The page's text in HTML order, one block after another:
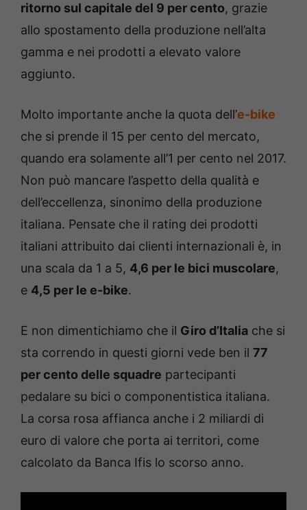
ritorno sul capitale del 9 per cento, grazie
allo spostamento della produzione nell’alta
gamma e nei prodotti a elevato valore
aggiunto.
Molto importante anche la quota dell’e-bike
che si prende il 15 per cento del mercato,
quando era solamente all’1 per cento nel 2017.
Non può mancare l’aspetto della qualità e
dell’eccellenza, sinonimo della produzione
italiana. Pensate che il rating dei prodotti
italiani attribuito dai clienti internazionali è, in
una scala da 1 a 5, 4,6 per le bici muscolare,
e 4,5 per le e-bike.
E non dimentichiamo che il Giro d’Italia che si
sta correndo in questi giorni vede ben il 77
per cento delle squadre partecipanti
pedalare su bici o componentistica italiana.
La corsa rosa affianca anche i 2 miliardi di
euro di valore che porta ai territori, come
calcolato da Banca Ifis lo scorso anno.